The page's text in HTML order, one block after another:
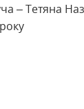
– Тетяна